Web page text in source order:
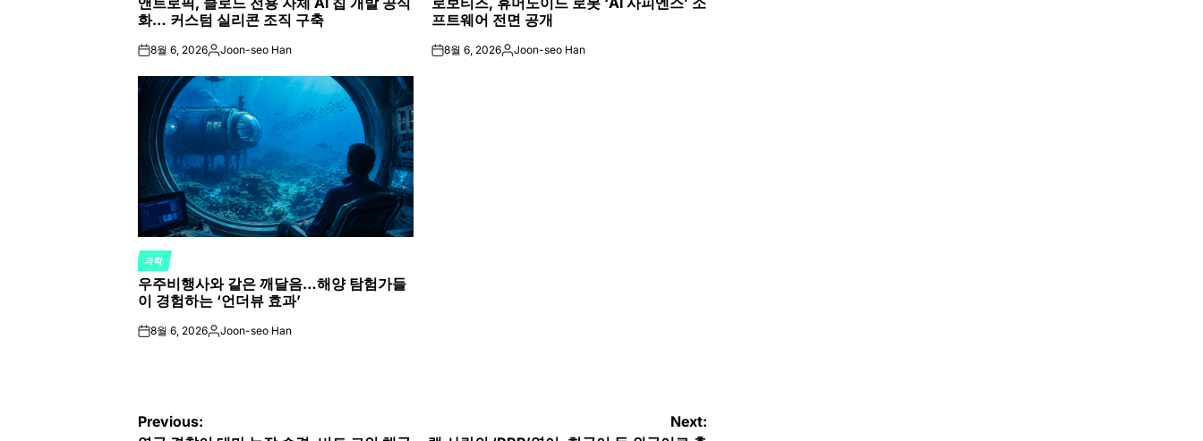
화… 커스텀 실리콘 조직 구축
on8월 6, 2026Posted
Joon-seo Han
프트웨어 전면 공개
on8월 6, 2026Posted
Joon-seo Han
POSTED
IN
과학
우주비행사와 같은 깨달음…해양 탐험가들
이 경험하는 ‘언더뷰 효과’
on8월 6, 2026Posted
Joon-seo Han
글
Previous:
Next: